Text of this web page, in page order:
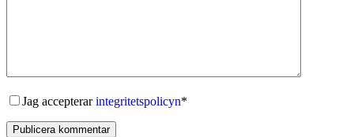
Jag accepterarintegritetspolicyn*
Publicera kommentar